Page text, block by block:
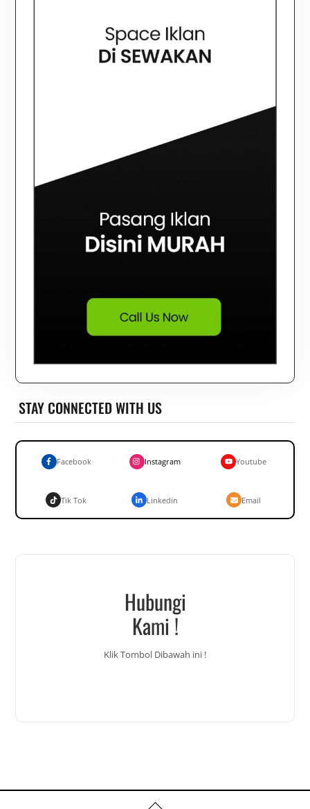
STAY CONNECTED WITH US
Facebook Instagram Youtube
Tik Tok Linkedin Email
Hubungi
Kami !
Klik Tombol Dibawah ini !
Back